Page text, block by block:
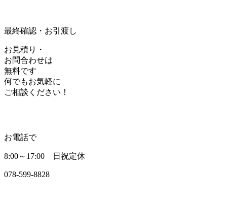
最終確認・お引渡し
お見積り・
お問合わせは
無料です
何でもお気軽に
ご相談ください！
お電話で
8:00～17:00 日祝定休
078-599-8828